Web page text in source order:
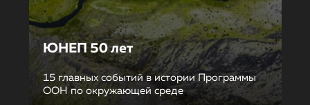
ЮНЕП 50 лет
15 главных событий в истории Программы
ООН по окружающей среде